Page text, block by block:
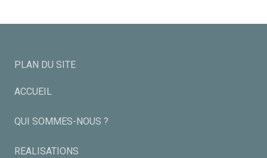
PLAN DU SITE
ACCUEIL
QUI SOMMES-NOUS ?
REALISATIONS